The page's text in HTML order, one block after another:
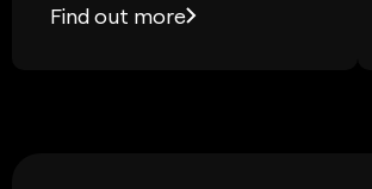
Find out more